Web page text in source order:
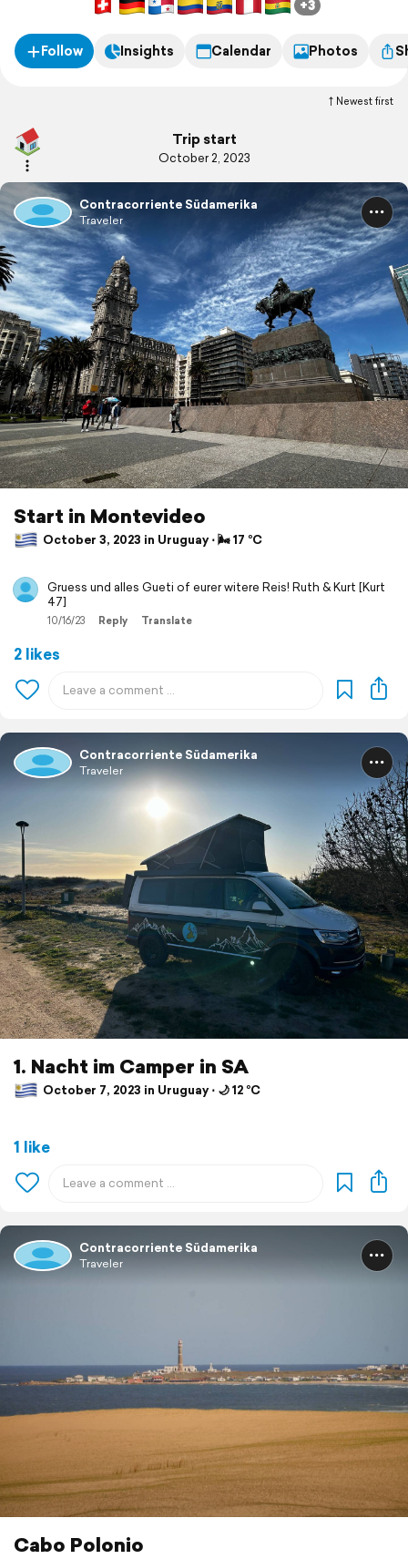
+3
Follow Insights Calendar Photos
Newest first
Trip start
October 2, 2023
Contracorriente Südamerika
Traveler
Start in Montevideo
October 3, 2023 in Uruguay ⋅ 🌬 17 °C
Gruess und alles Gueti of eurer witere Reis! Ruth & Kurt [Kurt
47]
10/16/23 Reply Translate
2 likes
Contracorriente Südamerika
Traveler
1. Nacht im Camper in SA
October 7, 2023 in Uruguay ⋅ 🌙 12 °C
1 like
Contracorriente Südamerika
Traveler
Cabo Polonio